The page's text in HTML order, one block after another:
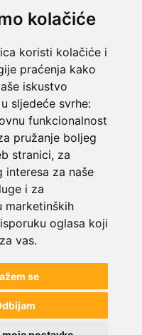
kolačiće
koristi kolačiće i
praćenja kako
iskustvo
sljedeće svrhe:
funkcionalnost
pružanje boljeg
stranici, za
interesa za naše
i za
marketinških
oglasa koji
vas.
se
Postavke kolačića